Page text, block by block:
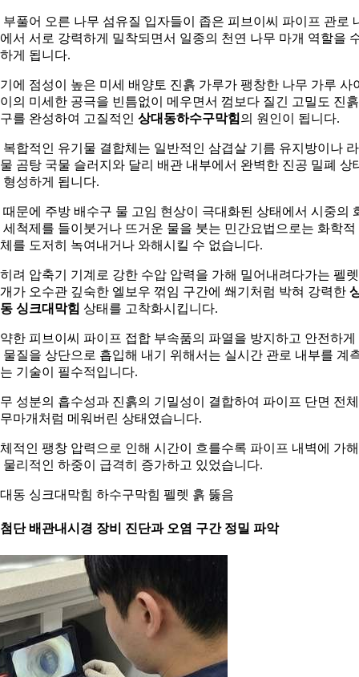
부풀어 오른 나무 섬유질 입자들이 좁은 피브이씨 파이프 관로
서 서로 강력하게 밀착되면서 일종의 천연 나무 마개 역할을
게 됩니다.
에 점성이 높은 미세 배양토 진흙 가루가 팽창한 나무 가루 사
의 미세한 공극을 빈틈없이 메우면서 껌보다 질긴 고밀도 진흙
를 완성하여 고질적인 상대동하수구막힘의 원인이 됩니다.
복합적인 유기물 결합체는 일반적인 삼겹살 기름 유지방이나
곰탕 국물 슬러지와 달리 배관 내부에서 완벽한 진공 밀폐 상
형성하게 됩니다.
때문에 주방 배수구 물 고임 현상이 극대화된 상태에서 시중의
세척제를 들이붓거나 뜨거운 물을 붓는 민간요법으로는 화학적
를 도저히 녹여내거나 와해시킬 수 없습니다.
려 압축기 기계로 강한 수압 압력을 가해 밀어내려다가는 펠렛
가 오수관 깊숙한 엘보우 꺾임 구간에 쐐기처럼 박혀 강력한
싱크대막힘 상태를 고착화시킵니다.
한 피브이씨 파이프 접합 부속품의 파열을 방지하고 안전하게
물질을 상단으로 흡입해 내기 위해서는 실시간 관로 내부를 계
기술이 필수적입니다.
성분의 흡수성과 진흙의 기밀성이 결합하여 파이프 단면 전
마개처럼 메워버린 상태였습니다.
적인 팽창 압력으로 인해 시간이 흐를수록 파이프 내벽에 가
물리적인 하중이 급격히 증가하고 있었습니다.
동 싱크대막힘 하수구막힘 펠렛 흙 뚫음
단 배관내시경 장비 진단과 오염 구간 정밀 파악